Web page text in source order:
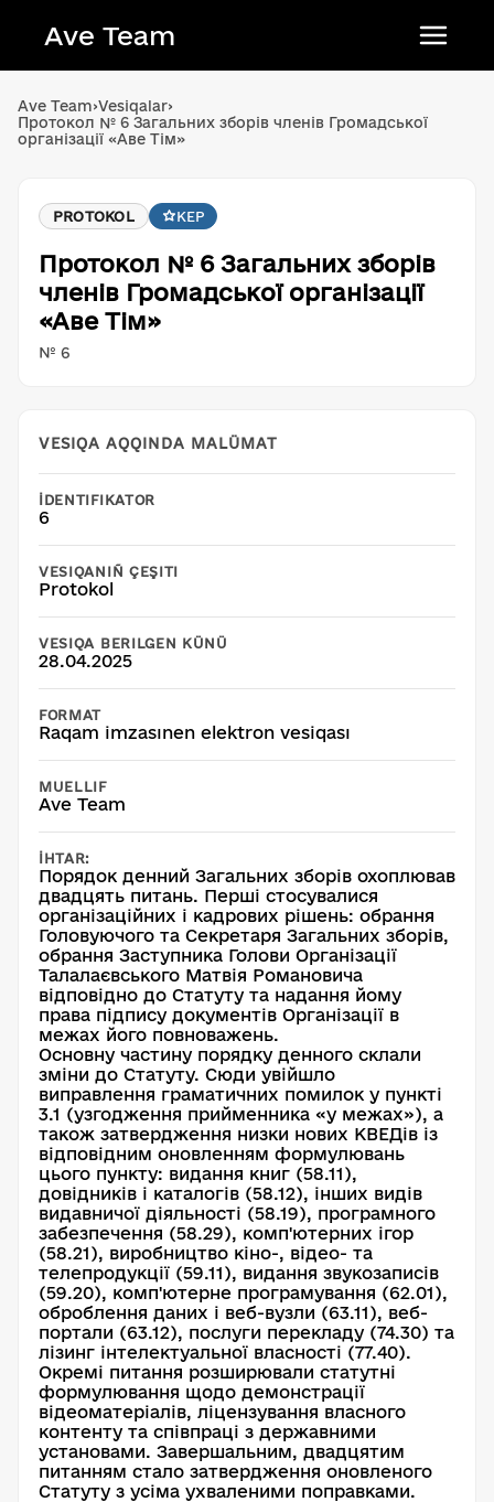
Ave Team
Qırımtatar tili
Ave Team›Vesiqalar›
Протокол № 6 Загальних зборів членів Громадської
організації «Аве Тім»
PROTOKOL KEP
Протокол № 6 Загальних зборів
членів Громадської організації
«Аве Тім»
№ 6
VESIQA AQQINDA MALÜMAT
İDENTIFIKATOR
6
VESIQANIÑ ÇEŞITI
Protokol
VESIQA BERILGEN KÜNÜ
28.04.2025
FORMAT
Raqam imzasınen elektron vesiqası
MUELLIF
Ave Team
İHTAR:
Порядок денний Загальних зборів охоплював
двадцять питань. Перші стосувалися
організаційних і кадрових рішень: обрання
Головуючого та Секретаря Загальних зборів,
обрання Заступника Голови Організації
Талалаєвського Матвія Романовича
відповідно до Статуту та надання йому
права підпису документів Організації в
межах його повноважень.
Основну частину порядку денного склали
зміни до Статуту. Сюди увійшло
виправлення граматичних помилок у пункті
3.1 (узгодження прийменника «у межах»), а
також затвердження низки нових КВЕДів із
відповідним оновленням формулювань
цього пункту: видання книг (58.11),
довідників і каталогів (58.12), інших видів
видавничої діяльності (58.19), програмного
забезпечення (58.29), комп'ютерних ігор
(58.21), виробництво кіно-, відео- та
телепродукції (59.11), видання звукозаписів
(59.20), комп'ютерне програмування (62.01),
оброблення даних і веб-вузли (63.11), веб-
портали (63.12), послуги перекладу (74.30) та
лізинг інтелектуальної власності (77.40).
Окремі питання розширювали статутні
формулювання щодо демонстрації
відеоматеріалів, ліцензування власного
контенту та співпраці з державними
установами. Завершальним, двадцятим
питанням стало затвердження оновленого
Статуту з усіма ухваленими поправками.